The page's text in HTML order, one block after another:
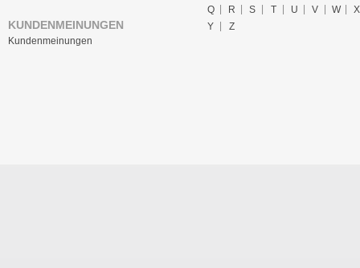
KUNDENMEINUNGEN
Kundenmeinungen
Q
R S T U V W
X
Y
Z